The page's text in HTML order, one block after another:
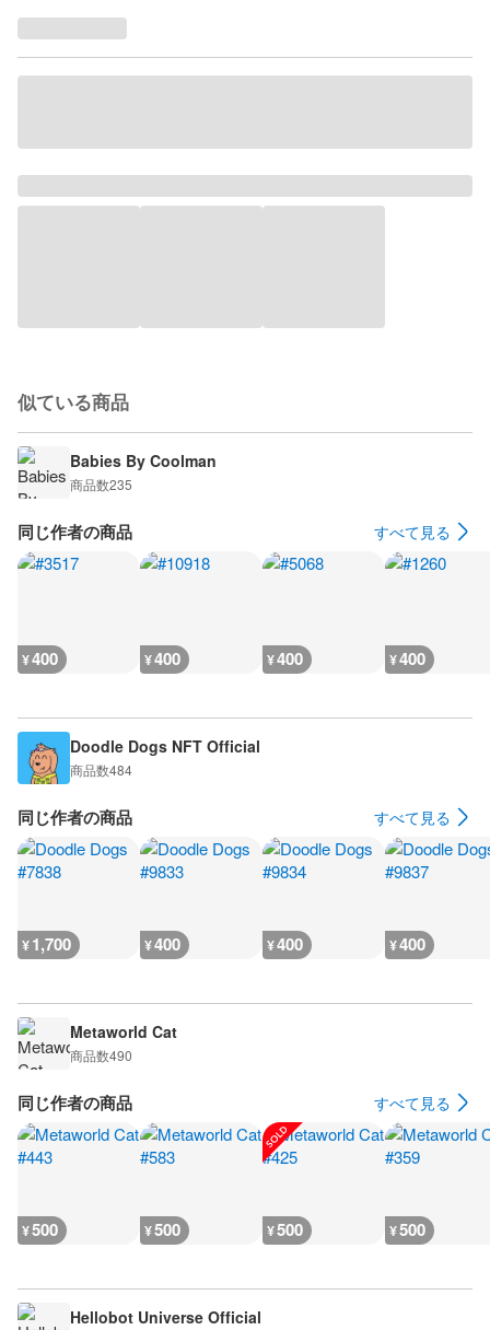
似ている商品
Babies By Coolman
商品数235
同じ作者の商品 すべて見る
¥400 ¥400 ¥400 ¥400
Doodle Dogs NFT Official
商品数484
同じ作者の商品 すべて見る
¥1,700 ¥400 ¥400 ¥400
Metaworld Cat
商品数490
同じ作者の商品 すべて見る
¥500 ¥500 ¥500 ¥500
Hellobot Universe Official